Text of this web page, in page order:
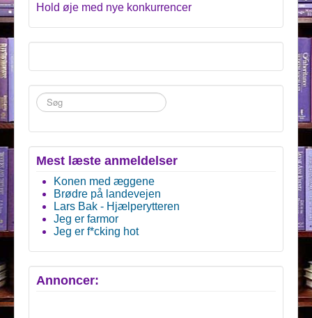
Hold øje med nye konkurrencer
Søg
...
Mest læste anmeldelser
Konen med æggene
Brødre på landevejen
Lars Bak - Hjælperytteren
Jeg er farmor
Jeg er f*cking hot
Annoncer: